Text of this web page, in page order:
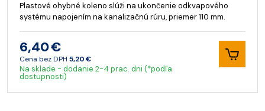
Plastové ohybné koleno slúži na ukončenie odkvapového
systému napojením na kanalizačnú rúru, priemer 110 mm.
6,40 €
Cena bez DPH 5,20 €
Na sklade - dodanie 2-4 prac. dni (*podľa
dostupnosti)